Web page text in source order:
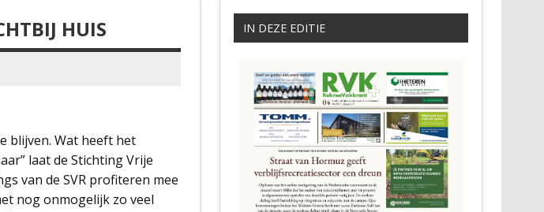
HUIS
blijven. Wat heeft het
laat de Stichting Vrije
van de SVR profiteren mee
nog onmogelijk zo veel
IN DEZE EDITIE